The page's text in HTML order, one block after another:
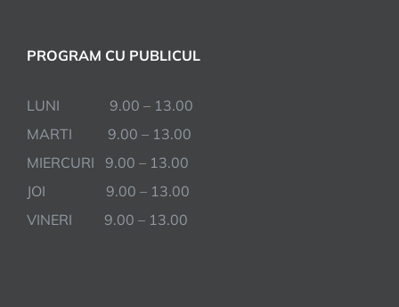
PROGRAM CU PUBLICUL
LUNI 9.00 – 13.00
MARTI 9.00 – 13.00
MIERCURI 9.00 – 13.00
JOI 9.00 – 13.00
VINERI 9.00 – 13.00